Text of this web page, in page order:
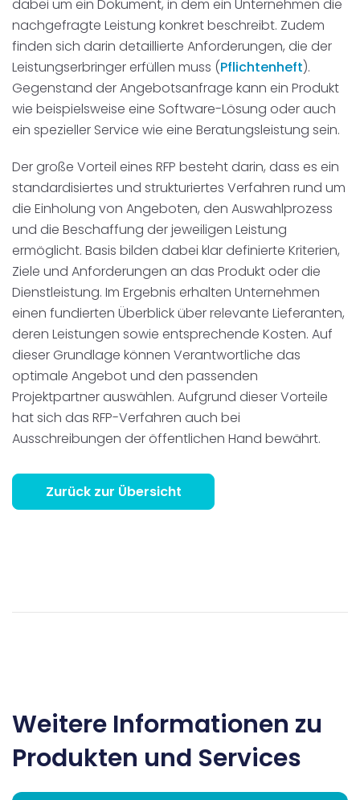
dabei um ein Dokument, in dem ein Unternehmen die
nachgefragte Leistung konkret beschreibt. Zudem
finden sich darin detaillierte Anforderungen, die der
Leistungserbringer erfüllen muss (Pflichtenheft).
Gegenstand der Angebotsanfrage kann ein Produkt
wie beispielsweise eine Software-Lösung oder auch
ein spezieller Service wie eine Beratungsleistung sein.
Der große Vorteil eines RFP besteht darin, dass es ein
standardisiertes und strukturiertes Verfahren rund um
die Einholung von Angeboten, den Auswahlprozess
und die Beschaffung der jeweiligen Leistung
ermöglicht. Basis bilden dabei klar definierte Kriterien,
Ziele und Anforderungen an das Produkt oder die
Dienstleistung. Im Ergebnis erhalten Unternehmen
einen fundierten Überblick über relevante Lieferanten,
deren Leistungen sowie entsprechende Kosten. Auf
dieser Grundlage können Verantwortliche das
optimale Angebot und den passenden
Projektpartner auswählen. Aufgrund dieser Vorteile
hat sich das RFP-Verfahren auch bei
Ausschreibungen der öffentlichen Hand bewährt.
Zurück zur Übersicht
Weitere Informationen zu
Produkten und Services
Disposition
schwarz auf weiß
Cenvis
GL Verleih
Schneestern
Inexio
Robers